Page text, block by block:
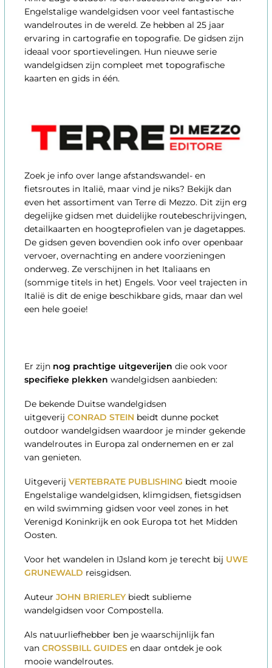
Engelstalige wandelgidsen voor veel fantastische
wandelroutes in de wereld. Ze hebben al 25 jaar
ervaring in cartografie en topografie. De gidsen zijn
ideaal voor sportievelingen. Hun nieuwe serie
wandelgidsen zijn compleet met topografische
kaarten en gids in één.
Zoek je info over lange afstandswandel- en
fietsroutes in Italië, maar vind je niks? Bekijk dan
even het assortiment van Terre di Mezzo. Dit zijn erg
degelijke gidsen met duidelijke routebeschrijvingen,
detailkaarten en hoogteprofielen van je dagetappes.
De gidsen geven bovendien ook info over openbaar
vervoer, overnachting en andere voorzieningen
onderweg. Ze verschijnen in het Italiaans en
(sommige titels in het) Engels. Voor veel trajecten in
Italië is dit de enige beschikbare gids, maar dan wel
een hele goeie!
Er zijn nog prachtige uitgeverijen die ook voor
specifieke plekken wandelgidsen aanbieden:
De bekende Duitse wandelgidsen
uitgeverij CONRAD STEIN beidt dunne pocket
outdoor wandelgidsen waardoor je minder gekende
wandelroutes in Europa zal ondernemen en er zal
van genieten.
Uitgeverij VERTEBRATE PUBLISHING biedt mooie
Engelstalige wandelgidsen, klimgidsen, fietsgidsen
en wild swimming gidsen voor veel zones in het
Verenigd Koninkrijk en ook Europa tot het Midden
Oosten.
Voor het wandelen in IJsland kom je terecht bij UWE
GRUNEWALD reisgidsen.
Auteur JOHN BRIERLEYbiedt sublieme
wandelgidsen voor Compostella.
Als natuurliefhebber ben je waarschijnlijk fan
van CROSSBILL GUIDESen daar ontdek je ook
mooie wandelroutes.